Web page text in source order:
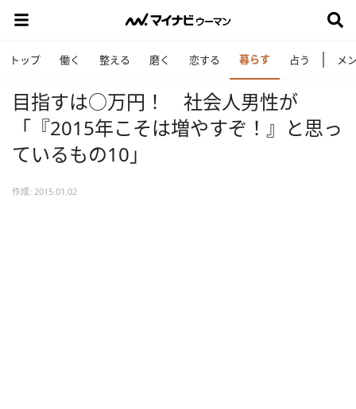
トップ 働く 整える 磨く 恋する 暮らす 占う メ
目指すは○万円！ 社会人男性が
「『2015年こそは増やすぞ！』と思っ
ているもの10」
作成: 2015.01.02